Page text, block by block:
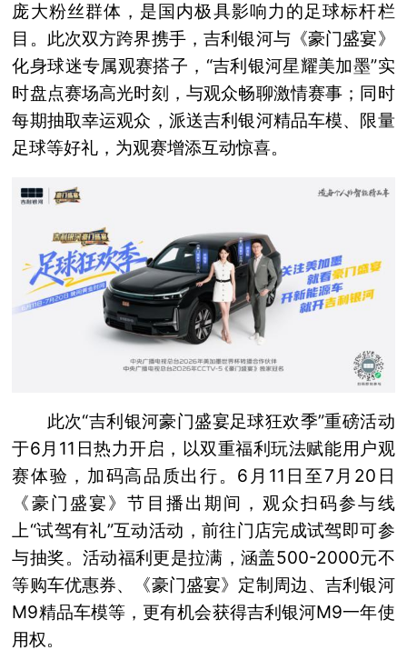
庞大粉丝群体，是国内极具影响力的足球标杆栏
目。此次双方跨界携手，吉利银河与《豪门盛宴》
化身球迷专属观赛搭子，“吉利银河星耀美加墨”实
时盘点赛场高光时刻，与观众畅聊激情赛事；同时
每期抽取幸运观众，派送吉利银河精品车模、限量
足球等好礼，为观赛增添互动惊喜。
此次“吉利银河豪门盛宴足球狂欢季”重磅活动
于6月11日热力开启，以双重福利玩法赋能用户观
赛体验，加码高品质出行。6月11日至7月20日
《豪门盛宴》节目播出期间，观众扫码参与线
上“试驾有礼”互动活动，前往门店完成试驾即可参
与抽奖。活动福利更是拉满，涵盖500-2000元不
等购车优惠券、《豪门盛宴》定制周边、吉利银河
M9精品车模等，更有机会获得吉利银河M9一年使
用权。